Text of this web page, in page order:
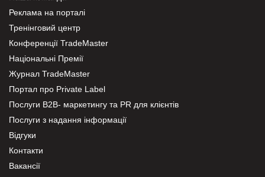
Реклама на порталі
Тренінговий центр
Конференції TradeMaster
Національні Премії
Журнал TradeMaster
Портал про Private Label
Послуги В2В- маркетингу та PR для клієнтів
Послуги з надання інформації
Відгуки
Контакти
Вакансії